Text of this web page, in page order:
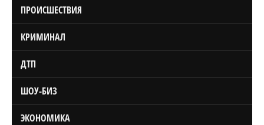
ПРОИСШЕСТВИЯ
КРИМИНАЛ
ДТП
ШОУ-БИЗ
ЭКОНОМИКА